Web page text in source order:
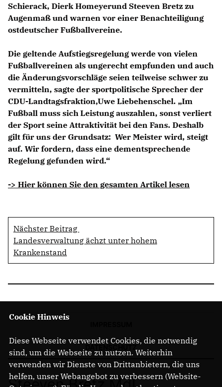
Schierack, Dierk Homeyerund Steeven Bretz zu
Augenmaß und warnen vor einer Benachteiligung
ostdeutscher Fußballvereine.
Die geltende Aufstiegsregelung werde von vielen
Fußballvereinen als ungerecht empfunden und auch
die Änderungsvorschläge seien teilweise schwer zu
vermitteln, sagte der sportpolitische Sprecher der
CDU-Landtagsfraktion,Uwe Liebehenschel. „Im
Fußball muss sich Leistung auszahlen, sonst verliert
der Sport seine Attraktivität bei den Fans. Deshalb
gilt für uns der Grundsatz: Wer Meister wird, steigt
auf. Wir fordern, dass eine dementsprechende
Regelung gefunden wird.“
-> Hier können Sie den gesamten Artikel lesen
Nächster Beitrag
Landesverwaltung ächzt unter hohem
Krankenstand
Cookie Hinweis
Diese Webseite verwendet Cookies, die notwendig
sind, um die Webseite zu nutzen. Weiterhin
verwenden wir Dienste von Drittanbietern, die uns
helfen, unser Webangebot zu verbessern (Website-